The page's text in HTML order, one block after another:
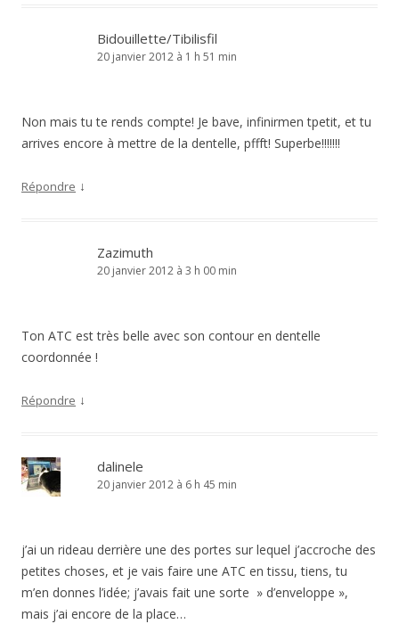
Bidouillette/Tibilisfil
20 janvier 2012 à 1 h 51 min
Non mais tu te rends compte! Je bave, infinirmen tpetit, et tu
arrives encore à mettre de la dentelle, pffft! Superbe!!!!!!!
Répondre ↓
Zazimuth
20 janvier 2012 à 3 h 00 min
Ton ATC est très belle avec son contour en dentelle
coordonnée !
Répondre ↓
dalinele
20 janvier 2012 à 6 h 45 min
j’ai un rideau derrière une des portes sur lequel j’accroche des
petites choses, et je vais faire une ATC en tissu, tiens, tu
m’en donnes l’idée; j’avais fait une sorte » d’enveloppe »,
mais j’ai encore de la place…